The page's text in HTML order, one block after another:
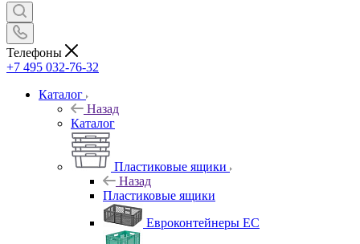
Телефоны
+7 495 032-76-32
Каталог
Назад
Каталог
Пластиковые ящики
Назад
Пластиковые ящики
Евроконтейнеры ЕС